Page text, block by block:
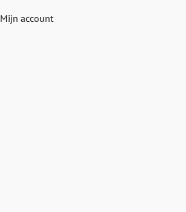
Mijn account